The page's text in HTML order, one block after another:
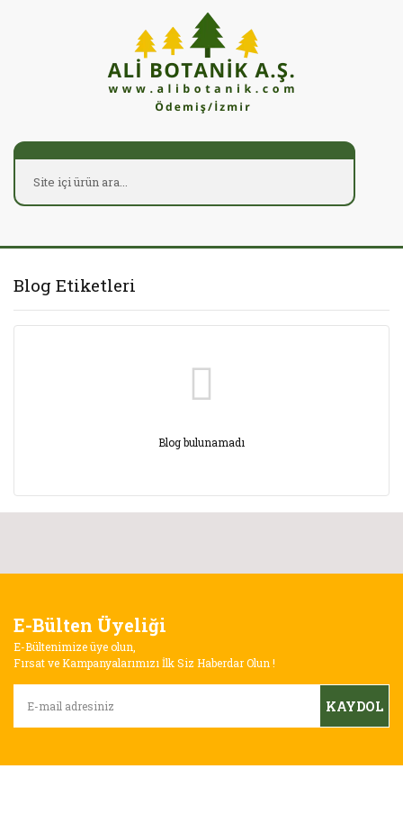
Blog Etiketleri
Blog bulunamadı
E-Bülten Üyeliği
E-Bültenimize üye olun,
Fırsat ve Kampanyalarımızı İlk Siz Haberdar Olun !
KAYDOL